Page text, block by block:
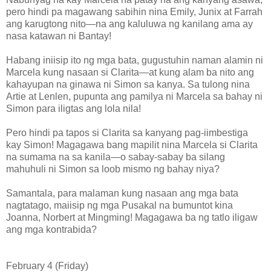
pero hindi pa magawang sabihin nina Emily, Junix at Farrah
ang karugtong nito—na ang kaluluwa ng kanilang ama ay
nasa katawan ni Bantay!
Habang iniisip ito ng mga bata, gugustuhin naman alamin ni
Marcela kung nasaan si Clarita—at kung alam ba nito ang
kahayupan na ginawa ni Simon sa kanya. Sa tulong nina
Artie at Lenlen, pupunta ang pamilya ni Marcela sa bahay ni
Simon para iligtas ang lola nila!
Pero hindi pa tapos si Clarita sa kanyang pag-iimbestiga
kay Simon! Magagawa bang mapilit nina Marcela si Clarita
na sumama na sa kanila—o sabay-sabay ba silang
mahuhuli ni Simon sa loob mismo ng bahay niya?
Samantala, para malaman kung nasaan ang mga bata
nagtatago, maiisip ng mga Pusakal na bumuntot kina
Joanna, Norbert at Mingming! Magagawa ba ng tatlo iligaw
ang mga kontrabida?
February 4 (Friday)